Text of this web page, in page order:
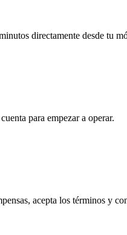
directamente desde tu
para empezar a operar.
acepta los términos y